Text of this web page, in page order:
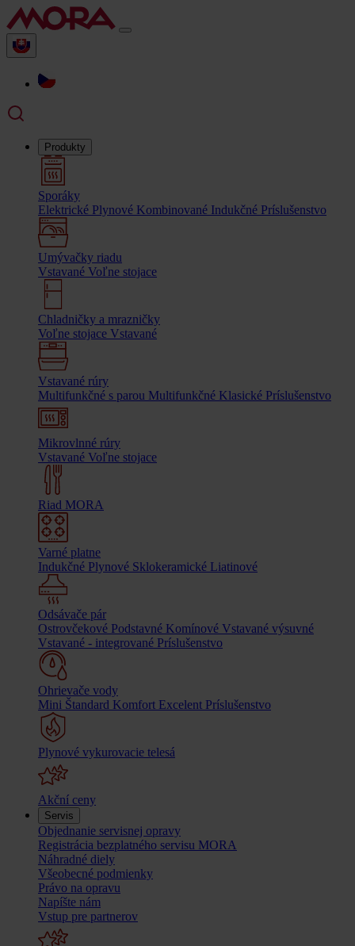
Produkty
Sporáky
Elektrické Plynové Kombinované Indukčné Príslušenstvo
Umývačky riadu
Vstavané Voľne stojace
Chladničky a mrazničky
Voľne stojace Vstavané
Vstavané rúry
Multifunkčné s parou Multifunkčné Klasické Príslušenstvo
Mikrovlnné rúry
Vstavané Voľne stojace
Riad MORA
Varné platne
Indukčné Plynové Sklokeramické Liatinové
Odsávače pár
Ostrovčekové Podstavné Komínové Vstavané výsuvné
Vstavané - integrované Príslušenstvo
Ohrievače vody
Mini Štandard Komfort Excelent Príslušenstvo
Plynové vykurovacie telesá
Akční ceny
Servis
Objednanie servisnej opravy
Registrácia bezplatného servisu MORA
Náhradné diely
Všeobecné podmienky
Právo na opravu
Napíšte nám
Vstup pre partnerov